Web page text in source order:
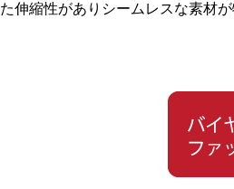
た伸縮性がありシームレスな素材が